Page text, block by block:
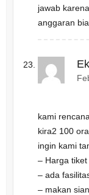
jawab
anggaran
kami
kira2 100
ingin kami
– Harga
– ada
– makan